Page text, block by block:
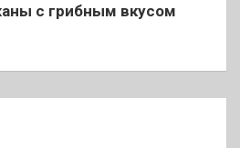
с грибным вкусом